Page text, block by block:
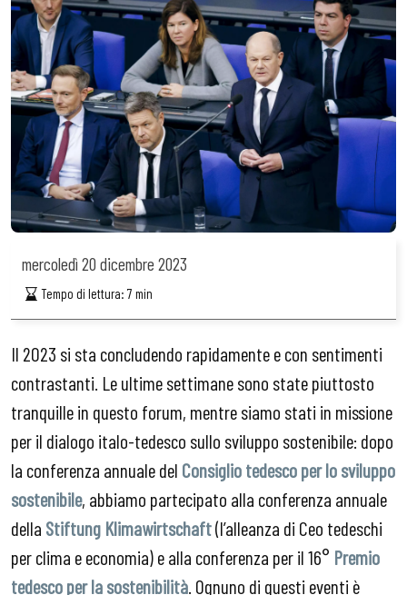
mercoledì 20 dicembre 2023
Tempo di lettura:7 min
Il 2023 si sta concludendo rapidamente e con sentimenti
contrastanti. Le ultime settimane sono state piuttosto
tranquille in questo forum, mentre siamo stati in missione
per il dialogo italo-tedesco sullo sviluppo sostenibile: dopo
la conferenza annuale del Consiglio tedesco per lo sviluppo
sostenibile, abbiamo partecipato alla conferenza annuale
della Stiftung Klimawirtschaft(l’alleanza di Ceo tedeschi
per clima e economia) e alla conferenza per il 16° Premio
tedesco per la sostenibilità. Ognuno di questi eventi è